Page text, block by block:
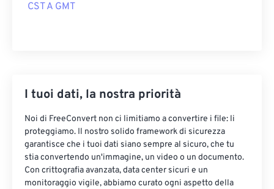
CST A GMT
I tuoi dati, la nostra priorità
Noi di FreeConvert non ci limitiamo a convertire i file: li
proteggiamo. Il nostro solido framework di sicurezza
garantisce che i tuoi dati siano sempre al sicuro, che tu
stia convertendo un'immagine, un video o un documento.
Con crittografia avanzata, data center sicuri e un
monitoraggio vigile, abbiamo curato ogni aspetto della